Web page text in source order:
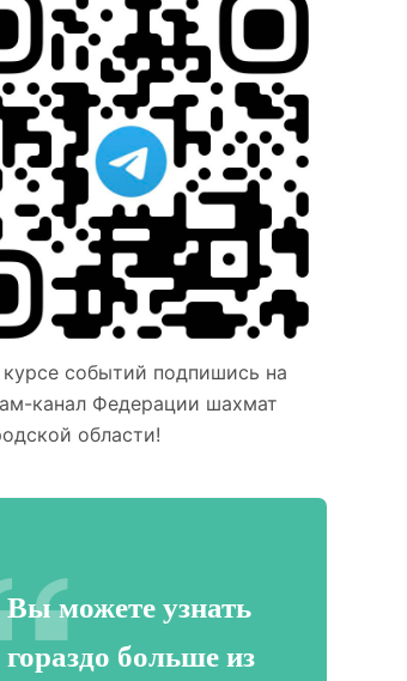
курсе событий подпишись на
канал Федерации шахмат
области!
Вы можете узнать
гораздо больше из